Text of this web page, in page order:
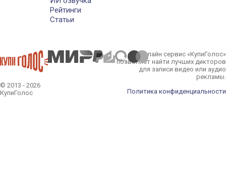
Рейтинги
Статьи
© 2013 - 2026
КупиГолос
Онлайн сервис «КупиГолос»
позволяет найти лучших дикторов
для записи видео или аудио
рекламы.
Политика конфиденциальности